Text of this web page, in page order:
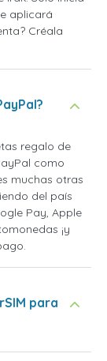
aplicará
Créala
regalo de
como
muchas otras
del país
Pay, Apple
¡y
para